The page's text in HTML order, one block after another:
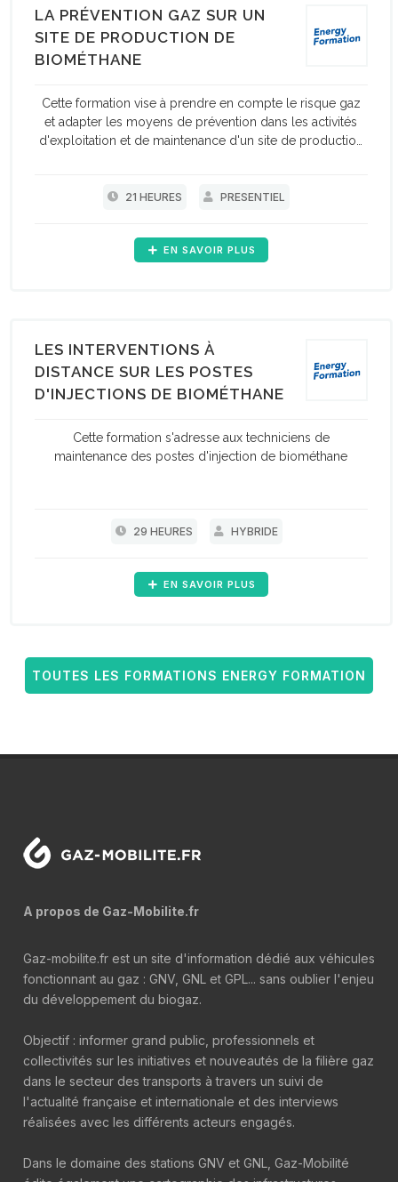
LA PRÉVENTION GAZ SUR UN
SITE DE PRODUCTION DE
BIOMÉTHANE
Cette formation vise à prendre en compte le risque gaz
et adapter les moyens de prévention dans les activités
d'exploitation et de maintenance d'un site de production
21 HEURES PRESENTIEL
EN SAVOIR PLUS
LES INTERVENTIONS À
DISTANCE SUR LES POSTES
D'INJECTIONS DE BIOMÉTHANE
Cette formation s'adresse aux techniciens de
maintenance des postes d'injection de biométhane
29 HEURES HYBRIDE
EN SAVOIR PLUS
TOUTES LES FORMATIONS ENERGY FORMATION
A propos de Gaz-Mobilite.fr
Gaz-mobilite.fr est un site d'information dédié aux véhicules
fonctionnant au gaz : GNV, GNL et GPL... sans oublier l'enjeu
du développement du biogaz.
Objectif : informer grand public, professionnels et
collectivités sur les initiatives et nouveautés de la filière gaz
dans le secteur des transports à travers un suivi de
l'actualité française et internationale et des interviews
réalisées avec les différents acteurs engagés.
Dans le domaine des stations GNV et GNL, Gaz-Mobilité